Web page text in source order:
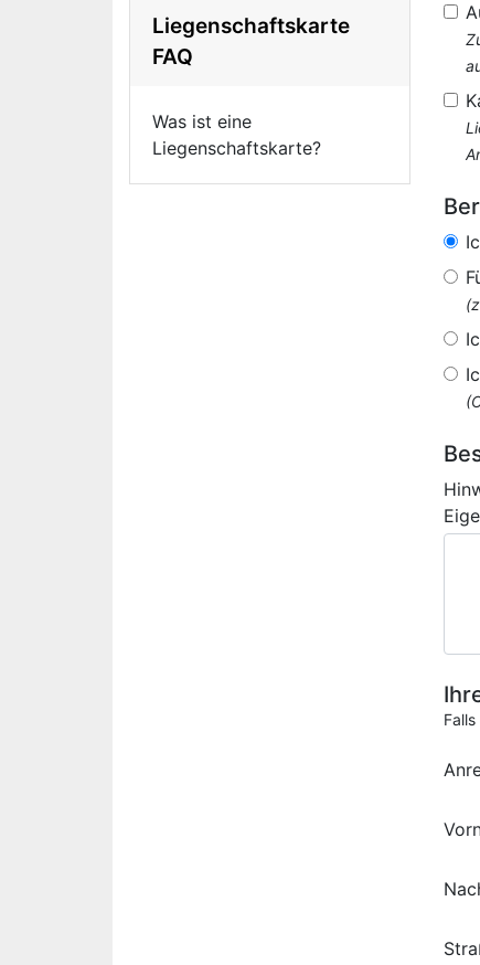
Liegenschaftskarte
FAQ
Was ist eine
Liegenschaftskarte?